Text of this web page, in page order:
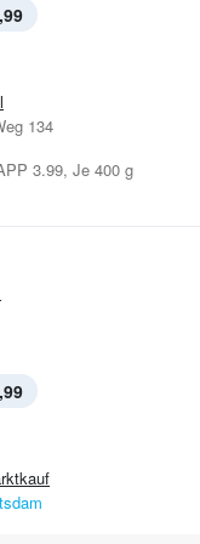
134
3.99, Je 400 g